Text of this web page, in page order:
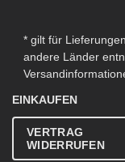
* gilt für
andere Länder
EINKAUFEN
VERTRAG
WIDERRUFEN